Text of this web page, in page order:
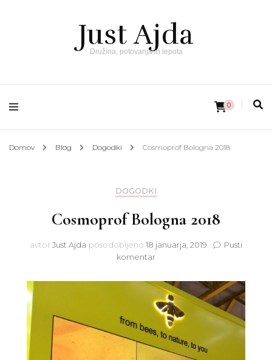
Just Ajda
Družina, potovanja in lepota
0
Domov Blog Dogodki Cosmoprof Bologna 2018
DOGODKI
Cosmoprof Bologna 2018
avtor Just Ajda posodobljeno 18 januarja, 2019
Pusti
komentarna
Bologna
2018